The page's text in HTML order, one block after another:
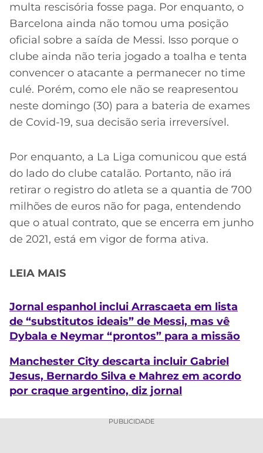
multa rescisória fosse paga. Por enquanto, o
Barcelona ainda não tomou uma posição
oficial sobre a saída de Messi. Isso porque o
clube ainda não teria jogado a toalha e tenta
convencer o atacante a permanecer no time
culé. Porém, como ele não se reapresentou
neste domingo (30) para a bateria de exames
de Covid-19, sua decisão seria irreversível.
Por enquanto, a La Liga comunicou que está
do lado do clube catalão. Portanto, não irá
retirar o registro do atleta se a quantia de 700
milhões de euros não for paga, entendendo
que o atual contrato, que se encerra em junho
de 2021, está em vigor de forma ativa.
LEIA MAIS
Jornal espanhol inclui Arrascaeta em lista
de “substitutos ideais” de Messi, mas vê
Dybala e Neymar “prontos” para a missão
Manchester City descarta incluir Gabriel
Jesus, Bernardo Silva e Mahrez em acordo
por craque argentino, diz jornal
PUBLICIDADE